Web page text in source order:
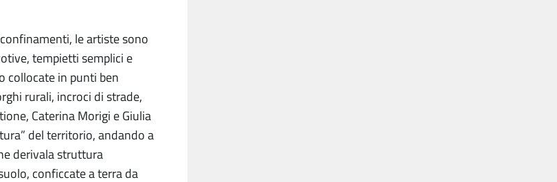
le artiste sono
tempietti semplici e
collocate in punti ben
rurali, incroci di strade,
Caterina Morigi e Giulia
del territorio, andando a
derivala struttura
conficcate a terra da